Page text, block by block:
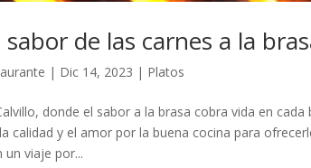
de las carnes a la
| Dic 14, 2023 | Platos
donde el sabor a la brasa cobra vida en
calidad y el amor por la buena cocina para
un viaje por...